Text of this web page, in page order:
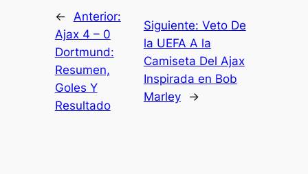
← Anterior:
Ajax 4 – 0
Dortmund:
Resumen,
Goles Y
Resultado
Siguiente: Veto De
la UEFA A la
Camiseta Del Ajax
Inspirada en Bob
Marley
→